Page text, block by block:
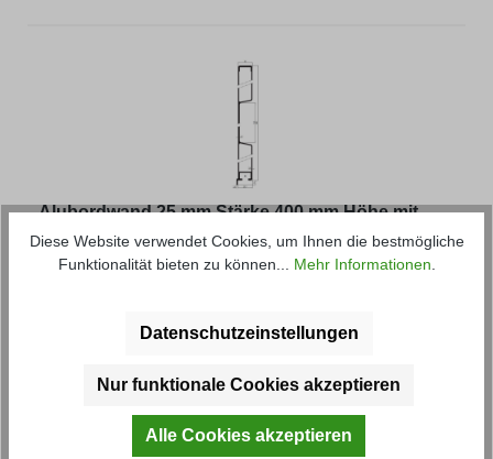
Alubordwand 25 mm Stärke 400 mm Höhe mit
Lippe
Diese Website verwendet Cookies, um Ihnen die bestmögliche
Funktionalität bieten zu können... Mehr Informationen
Datenschutzeinstellungen
Nur funktionale Cookies akzeptieren
Alle Cookies akzeptieren